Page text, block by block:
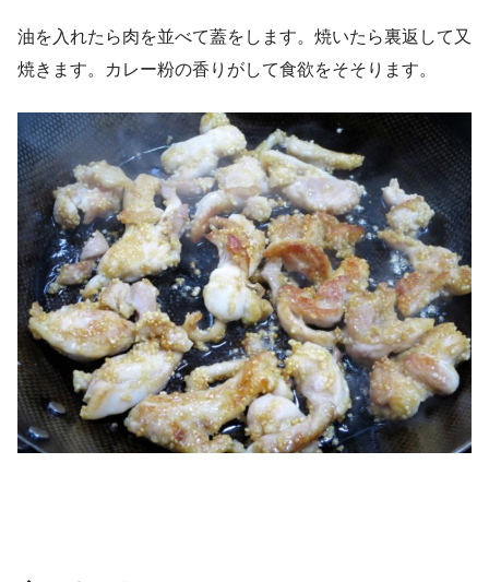
油を入れたら肉を並べて蓋をします。焼いたら裏返して又
焼きます。カレー粉の香りがして食欲をそそります。